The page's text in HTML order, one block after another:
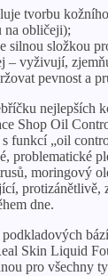
tvorbu
na obličeji);
silnou složkou
– vyživují,
pevnost a
nejlepších
Shop Oil
s funkcí „oil
problematické
moringový
protizánětlivě,
dne.
Skin Liquid
pro všechny